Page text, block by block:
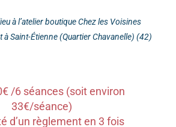
à l’atelier boutique Chez les Voisines
à Saint-Étienne (Quartier Chavanelle) (42)
/6 séances (soit environ
33€/séance)
d’un règlement en 3 fois